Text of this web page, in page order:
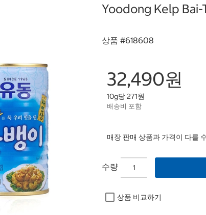
Yoodong Kelp
상품 #618608
32,490원
10g당 271원
배송비 포함
매장 판매 상품과 가격이 다를
수량
상품 비교하기